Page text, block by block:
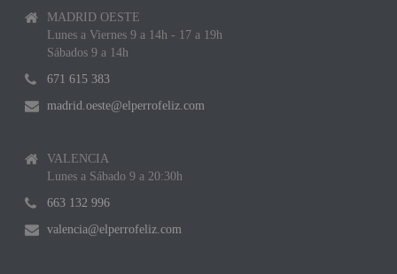
MADRID OESTE
Lunes a Viernes 9 a 14h - 17 a 19h
Sábados 9 a 14h
671 615 383
madrid.oeste@elperrofeliz.com
VALENCIA
Lunes a Sábado 9 a 20:30h
663 132 996
valencia@elperrofeliz.com